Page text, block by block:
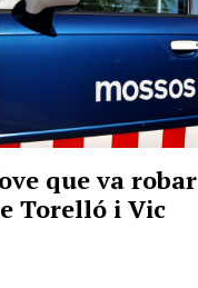
que va robar
Torelló i Vic